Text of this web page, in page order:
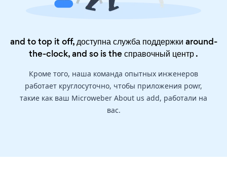
and to top it off, доступна служба поддержки around-
the-clock, and so is theсправочный центр.
Кроме того, наша команда опытных инженеров
работает круглосуточно, чтобы приложения powr,
такие как ваш Microweber About us add, работали на
вас.